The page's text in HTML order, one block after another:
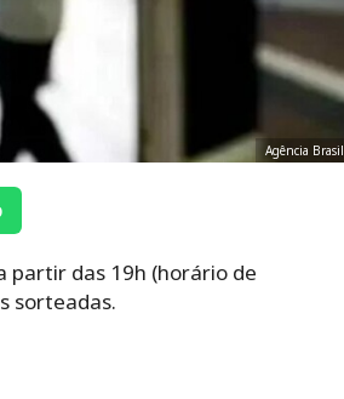
Agência Brasil
partir das 19h (horário de
sorteadas.